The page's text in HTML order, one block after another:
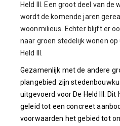
Held III. Een groot deel van
wordt de komende jaren
woonmilieus. Echter blijft er
naar groen stedelijk wonen
Held III.
Gezamenlijk met de andere
plangebied zijn
uitgevoerd voor De Held III.
geleid tot een concreet
voorwaarden het gebied tot